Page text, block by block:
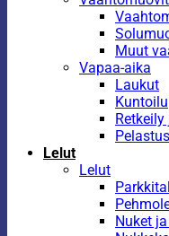
Muut
Vapaa-aika
Laukut
Kuntoilu
Lelut
Lelut
Nuket